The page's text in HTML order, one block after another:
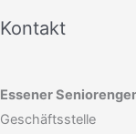
Kontakt
Essener
Geschäftsstelle